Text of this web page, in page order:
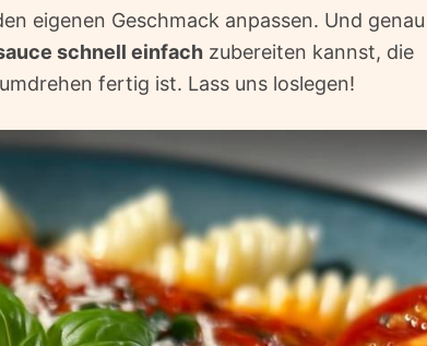
eigenen Geschmack anpassen. Und genau
schnell einfach zubereiten kannst, die
fertig ist. Lass uns loslegen!